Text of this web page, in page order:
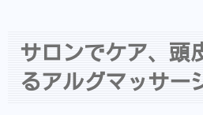
サロンでケア、頭
るアルグマッサー